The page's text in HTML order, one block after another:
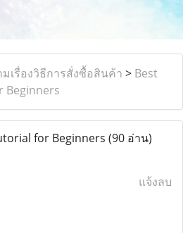
เรื่องวิธีการสั่งซื้อสินค้า > Best
Beginners
for Beginners (90 อ่าน)
แจ้งลบ